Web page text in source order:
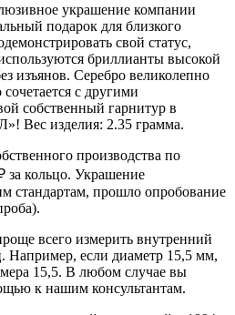
украшение компании
подарок для близкого
свой статус,
бриллианты высокой
изъянов. Серебро великолепно
с другими
собственный гарнитур в
Вес изделия: 2.35 грамма.
производства по
за кольцо. Украшение
стандартам, прошло опробование
всего измерить внутренний
Например, если диаметр 15,5 мм,
15,5. В любом случае вы
к нашим консультантам.